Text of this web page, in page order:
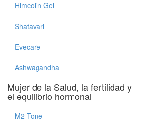
Himcolin Gel
Shatavari
Evecare
Ashwagandha
Mujer de la Salud, la fertilidad y
el equilibrio hormonal
M2-Tone